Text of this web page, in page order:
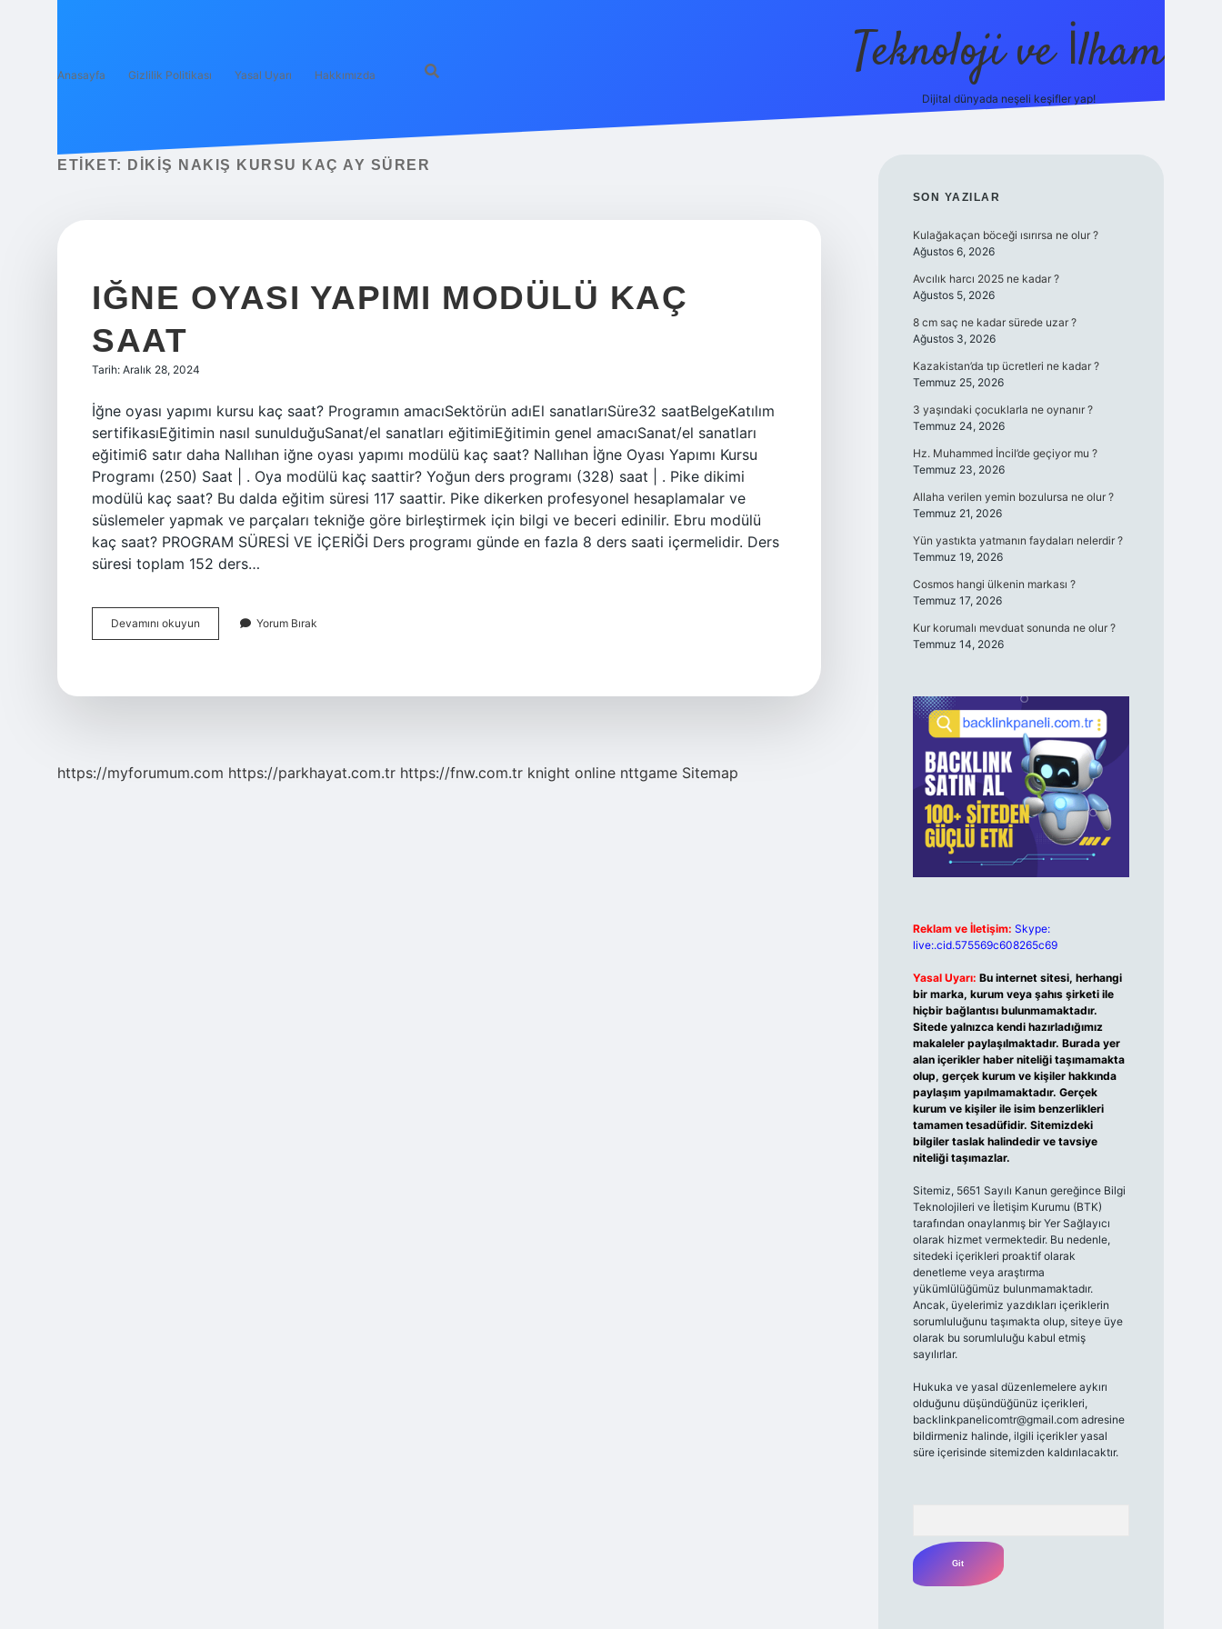
Anasayfa Gizlilik Politikası Yasal Uyarı Hakkımızda Teknoloji ve İlham
Dijital dünyada neşeli keşifler yap!
ETIKET: DIKIŞ NAKIŞ KURSU KAÇ AY SÜRER
IĞNE OYASI YAPIMI MODÜLÜ KAÇ
SAAT
Tarih: Aralık 28, 2024
İğne oyası yapımı kursu kaç saat? Programın amacıSektörün adıEl sanatlarıSüre32 saatBelgeKatılım
sertifikasıEğitimin nasıl sunulduğuSanat/el sanatları eğitimiEğitimin genel amacıSanat/el sanatları
eğitimi6 satır daha Nallıhan iğne oyası yapımı modülü kaç saat? Nallıhan İğne Oyası Yapımı Kursu
Programı (250) Saat | . Oya modülü kaç saattir? Yoğun ders programı (328) saat | . Pike dikimi
modülü kaç saat? Bu dalda eğitim süresi 117 saattir. Pike dikerken profesyonel hesaplamalar ve
süslemeler yapmak ve parçaları tekniğe göre birleştirmek için bilgi ve beceri edinilir. Ebru modülü
kaç saat? PROGRAM SÜRESİ VE İÇERİĞİ Ders programı günde en fazla 8 ders saati içermelidir. Ders
süresi toplam 152 ders…
Devamını okuyun
Oyası
Yorum Bırak
https://myforumum.com https://parkhayat.com.tr https://fnw.com.tr knight online nttgame Sitemap
SIDEBAR
SON YAZILAR
Kulağakaçan böceği ısırırsa ne olur ?
Ağustos 6, 2026
Avcılık harcı 2025 ne kadar ?
Ağustos 5, 2026
8 cm saç ne kadar sürede uzar ?
Ağustos 3, 2026
Kazakistan’da tıp ücretleri ne kadar ?
Temmuz 25, 2026
3 yaşındaki çocuklarla ne oynanır ?
Temmuz 24, 2026
Hz. Muhammed İncil’de geçiyor mu ?
Temmuz 23, 2026
Allaha verilen yemin bozulursa ne olur ?
Temmuz 21, 2026
Yün yastıkta yatmanın faydaları nelerdir ?
Temmuz 19, 2026
Cosmos hangi ülkenin markası ?
Temmuz 17, 2026
Kur korumalı mevduat sonunda ne olur ?
Temmuz 14, 2026
Reklam ve İletişim: Skype:
live:.cid.575569c608265c69
Yasal Uyarı: Bu internet sitesi, herhangi
bir marka, kurum veya şahıs şirketi ile
hiçbir bağlantısı bulunmamaktadır.
Sitede yalnızca kendi hazırladığımız
makaleler paylaşılmaktadır. Burada yer
alan içerikler haber niteliği taşımamakta
olup, gerçek kurum ve kişiler hakkında
paylaşım yapılmamaktadır. Gerçek
kurum ve kişiler ile isim benzerlikleri
tamamen tesadüfidir. Sitemizdeki
bilgiler taslak halindedir ve tavsiye
niteliği taşımazlar.
Sitemiz, 5651 Sayılı Kanun gereğince Bilgi
Teknolojileri ve İletişim Kurumu (BTK)
tarafından onaylanmış bir Yer Sağlayıcı
olarak hizmet vermektedir. Bu nedenle,
sitedeki içerikleri proaktif olarak
denetleme veya araştırma
yükümlülüğümüz bulunmamaktadır.
Ancak, üyelerimiz yazdıkları içeriklerin
sorumluluğunu taşımakta olup, siteye üye
olarak bu sorumluluğu kabul etmiş
sayılırlar.
Hukuka ve yasal düzenlemelere aykırı
olduğunu düşündüğünüz içerikleri,
backlinkpanelicomtr@gmail.comadresine
bildirmeniz halinde, ilgili içerikler yasal
süre içerisinde sitemizden kaldırılacaktır.